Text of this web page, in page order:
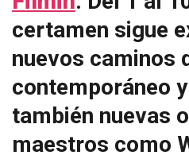
certamen sigue
nuevos caminos
contemporáneo
también nuevas
maestros como